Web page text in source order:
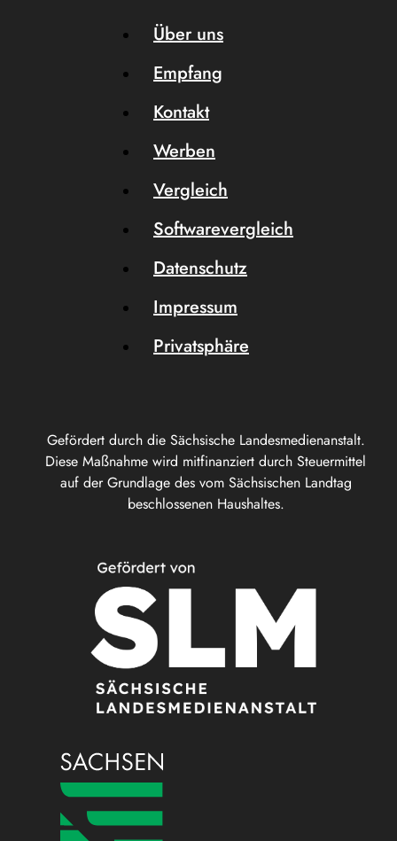
Gefördert durch die Sächsische Landesmedienanstalt.
Diese Maßnahme wird mitfinanziert durch Steuermittel
auf der Grundlage des vom Sächsischen Landtag
beschlossenen Haushaltes.
Über uns
Empfang
Kontakt
Werben
Vergleich
Softwarevergleich
Datenschutz
Impressum
Privatsphäre